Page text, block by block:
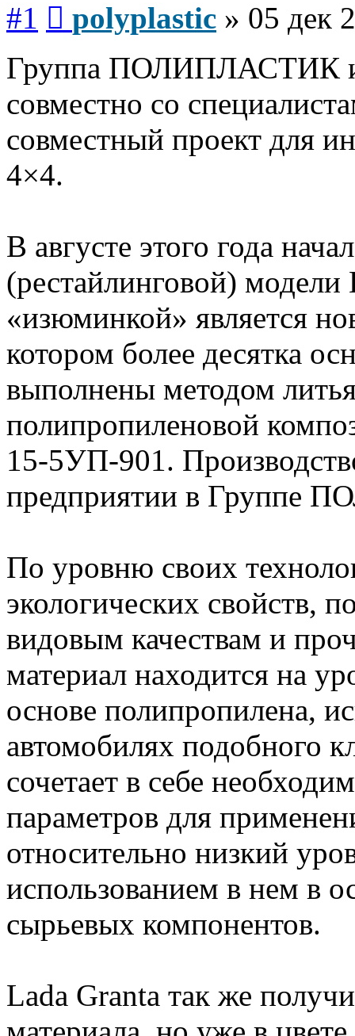
#1 polyplastic » 05 дек
Группа ПОЛИПЛАСТИК и
совместно со
совместный проект для
4×4.
В августе этого года
(рестайлинговой)
«изюминкой» является
котором более десятка
выполнены методом
полипропиленовой
15-5УП-901.
предприятии в Группе
По уровню своих
экологических свойств,
видовым качествам и
материал находится на
основе полипропилена,
автомобилях подобного
сочетает в себе
параметров для
относительно низкий
использованием в нем в
сырьевых компонентов.
Lada Granta так же